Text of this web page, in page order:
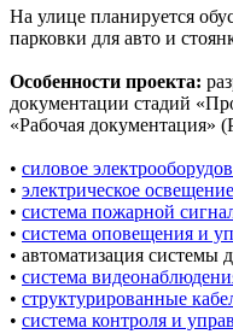
На улице планируется
парковки для авто и
Особенности проекта:
документации стадий
«Рабочая документация»
• силовое
• электрическое освещение
• система пожарной
• система оповещения и
• автоматизация системы
• система
• структурированные
• система контроля и